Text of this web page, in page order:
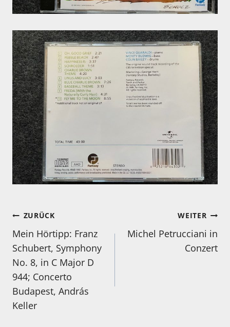
Beitragsnavigation
ZURÜCK
Mein Hörtipp: Franz
Schubert, Symphony
No. 8, in C Major D
944; Concerto
Budapest, András
Keller
WEITER
Michel Petrucciani in
Conzert